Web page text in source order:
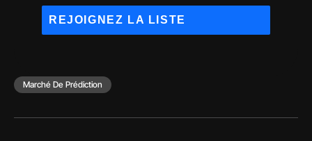
Marché De Prédiction